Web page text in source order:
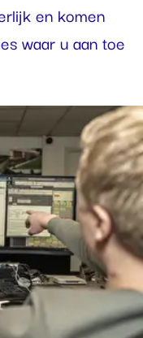
en komen
waar u aan toe